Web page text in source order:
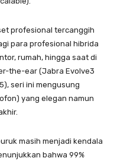
profesional tercanggih
para profesional hibrida
rumah, hingga saat di
the-ear (Jabra Evolve3
seri ini mengusung
yang elegan namun
masih menjadi kendala
bahwa 99%